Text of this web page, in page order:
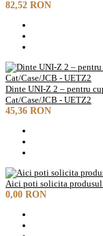
82,52 RON
Dinte UNI-Z 2 – pentru
Cat/Case/JCB - UETZ2
45,36 RON
Aici poti solicita
0,00 RON